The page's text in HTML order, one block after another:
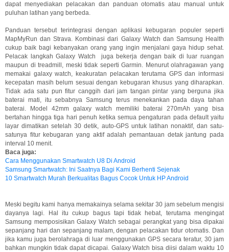
dapat menyediakan pelacakan dan panduan otomatis atau manual untuk
puluhan latihan yang berbeda.
Panduan tersebut terintegrasi dengan aplikasi kebugaran populer seperti
MapMyRun dan Strava. Kombinasi dari Galaxy Watch dan Samsung Health
cukup baik bagi kebanyakan orang yang ingin menjalani gaya hidup sehat.
Pelacak langkah Galaxy Watch juga bekerja dengan baik di luar ruangan
maupun di treadmill, meski tidak seperti Garmin. Menurut olahragawan yang
memakai galaxy watch, keakuratan pelacakan terutama GPS dan informasi
kecepatan masih belum sesuai dengan kebugaran khusus yang diharapkan.
Tidak ada satu pun fitur canggih dari jam tangan pintar yang berguna jika
baterai mati, itu sebabnya Samsung terus menekankan pada daya tahan
baterai. Model 42mm galaxy watch memiliki baterai 270mAh yang bisa
bertahan hingga tiga hari penuh ketika semua pengaturan pada default yaitu
layar dimatikan setelah 30 detik, auto-GPS untuk latihan nonaktif, dan satu-
satunya fitur kebugaran yang aktif adalah pemantauan detak jantung pada
interval 10 menit.
Baca juga:
Cara Menggunakan Smartwatch U8 Di Android
Samsung Smartwatch: Ini Saatnya Bagi Kami Berhenti Sejenak
10 Smartwatch Murah Berkualitas Bagus Cocok Untuk HP Android
Meski begitu kami hanya memakainya selama sekitar 30 jam sebelum mengisi
dayanya lagi. Hal itu cukup bagus tapi tidak hebat, terutama mengingat
Samsung memposisikan Galaxy Watch sebagai perangkat yang bisa dipakai
sepanjang hari dan sepanjang malam, dengan pelacakan tidur otomatis. Dan
jika kamu juga berolahraga di luar menggunakan GPS secara teratur, 30 jam
bahkan mungkin tidak dapat dicapai. Galaxy Watch bisa diisi dalam waktu 10